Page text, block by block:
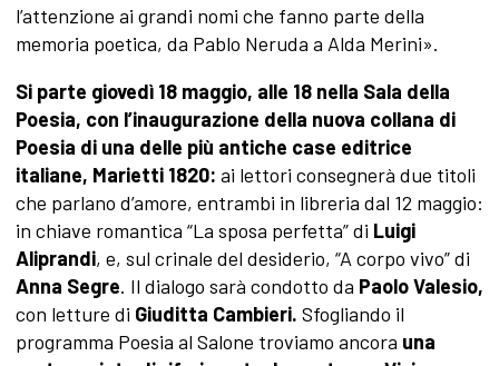
l’attenzione ai grandi nomi che fanno parte della
memoria poetica, da Pablo Neruda a Alda Merini».
Si parte giovedì 18 maggio, alle 18 nella Sala della
Poesia, con l’inaugurazione della nuova collana di
Poesia di una delle più antiche case editrice
italiane, Marietti 1820: ai lettori consegnerà due titoli
che parlano d’amore, entrambi in libreria dal 12 maggio:
in chiave romantica “La sposa perfetta” di Luigi
Aliprandi, e, sul crinale del desiderio, “A corpo vivo” di
Anna Segre. Il dialogo sarà condotto da Paolo Valesio,
con letture di Giuditta Cambieri. Sfogliando il
programma Poesia al Salone troviamo ancora una